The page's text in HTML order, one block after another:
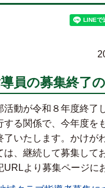
員の募集終了
動が令和８年度終了
する関係で、今年度を
了いたします。かけが
は、継続して募集して
URLより募集ページに